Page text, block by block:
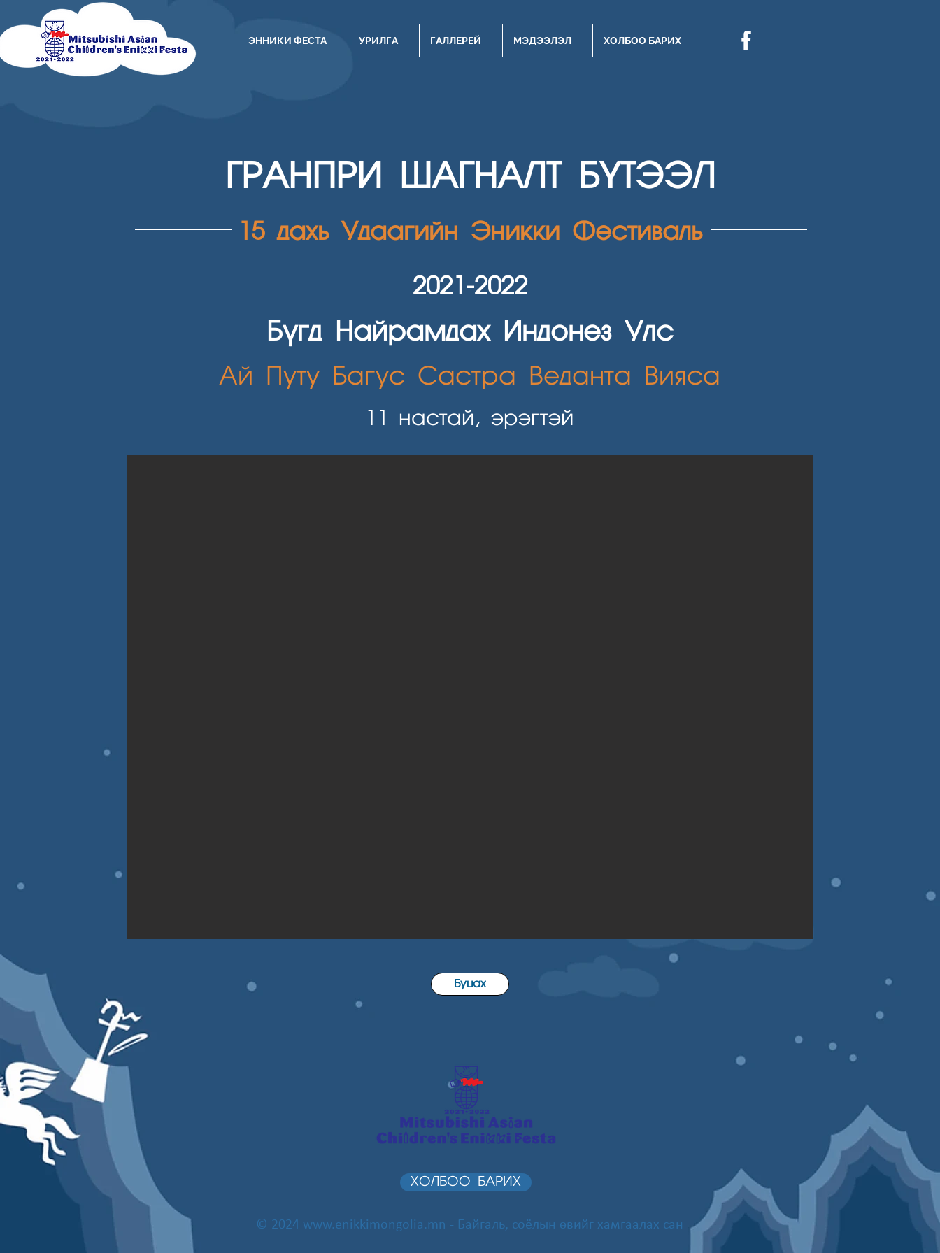
ЭННИКИ ФЕСТА УРИЛГА ГАЛЛЕРЕЙ МЭДЭЭЛЭЛ ХОЛБОО БАРИХ
ГРАНПРИ ШАГНАЛТ БҮТЭЭЛ
15 дахь Удаагийн Эникки Фестиваль
2021-2022
Бүгд Найрамдах Индонез Улс
Ай Путу Багус Састра Веданта Вияса
11 настай, эрэгтэй
Буцах
ХОЛБОО БАРИХ
© 2024 www.enikkimongolia.mn - Байгаль, соёлын өвийг хамгаалах сан